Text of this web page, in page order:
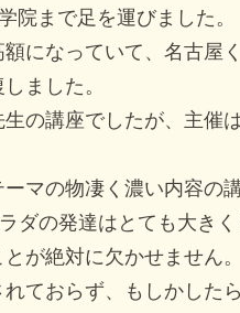
院まで足を運びました。
になっていて、名古屋
ました。
の講座でしたが、主催
マの物凄く濃い内容の
ダの発達はとても大き
が絶対に欠かせません。
ておらず、もしかした